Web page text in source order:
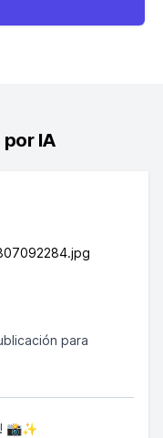
IA
para
📸✨